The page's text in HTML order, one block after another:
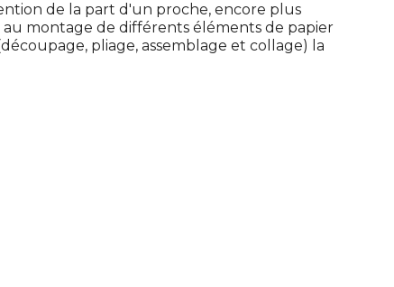
de la part d'un proche, encore plus
au montage de différents éléments de papier
pliage, assemblage et collage) la